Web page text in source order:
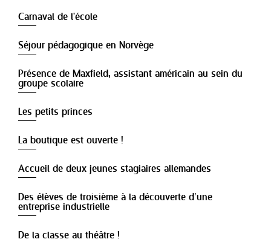
Carnaval de l'école
Séjour pédagogique en Norvège
Présence de Maxfield, assistant américain au sein du
groupe scolaire
Les petits princes
La boutique est ouverte !
Accueil de deux jeunes stagiaires allemandes
Des élèves de troisième à la découverte d’une
entreprise industrielle
De la classe au théâtre !